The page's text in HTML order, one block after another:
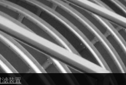
滤装置